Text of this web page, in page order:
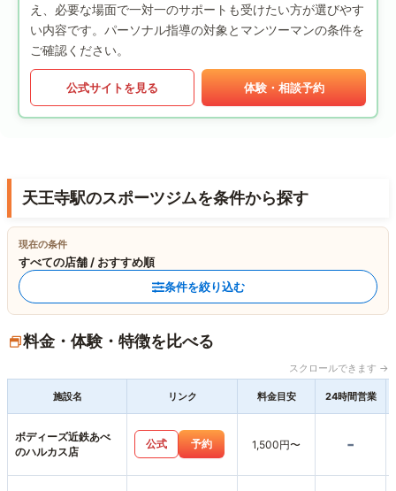
え、必要な場面で一対一のサポートも受けたい方が選びやす
い内容です。パーソナル指導の対象とマンツーマンの条件を
ご確認ください。
公式サイトを見る 体験・相談予約
天王寺駅のスポーツジムを条件から探す
現在の条件
すべての店舗 / おすすめ順
条件を絞り込む
料金・体験・特徴を比べる
スクロールできます →
施設名 リンク 料金目安 24時間営業
ボディーズ近鉄あべ
のハルカス店
公式 予約 1,500円〜 -